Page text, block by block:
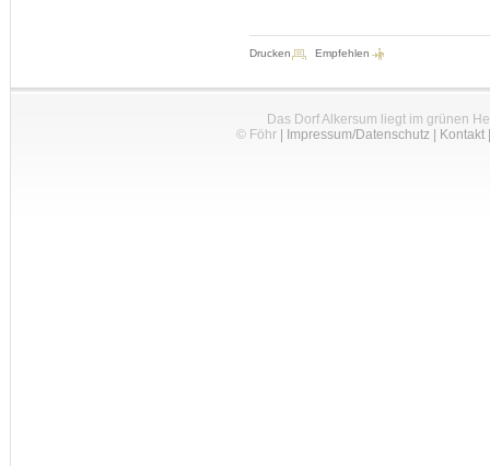
Drucken Empfehlen
Das Dorf Alkersum liegt im grünen
© Föhr| Impressum/Datenschutz| Kontakt